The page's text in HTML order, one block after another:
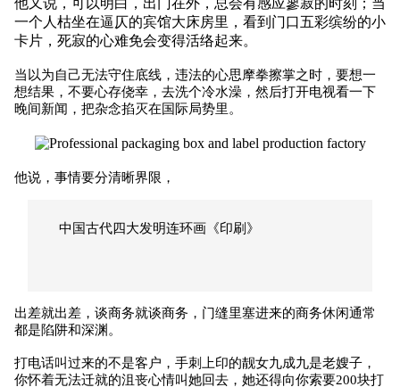
他又说，可以明白，出门在外，总会有感应寥寂的时刻；当
一个人枯坐在逼仄的宾馆大床房里，看到门口五彩缤纷的小
卡片，死寂的心难免会变得活络起来。
当以为自己无法守住底线，违法的心思摩拳擦掌之时，要想一
想结果，不要心存侥幸，去洗个冷水澡，然后打开电视看一下
晚间新闻，把杂念掐灭在国际局势里。
他说，事情要分清晰界限，
中国古代四大发明连环画《印刷》
出差就出差，谈商务就谈商务，门缝里塞进来的商务休闲通常
都是陷阱和深渊。
打电话叫过来的不是客户，手刺上印的靓女九成九是老嫂子，
你怀着无法迁就的沮丧心情叫她回去，她还得向你索要200块打